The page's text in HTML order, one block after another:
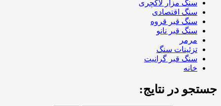
سنگ مزار لاکچری
سنگ اقتصادی
سنگ قبر قروه
سنگ قبر نانو
مرمر
تزئینات سنگ
سنگ قبر گرانیت
خانه
جستجو در نتایج: